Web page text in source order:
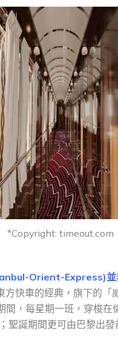
*Copyright: timeout.com
Orient-Express)並
快車的經典，旗下的「
，每星期一班，穿梭在
誕期間更可由巴黎出